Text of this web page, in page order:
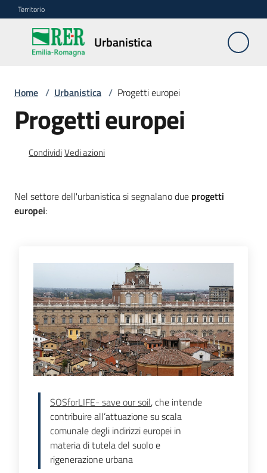
Vai al contenuto
Vai alla navigazione
Vai al footer
Territorio
Urbanistica
Urbanistica
Monitoraggio
LR
24/2017
dati
Burert
Norme
Territorio
Home / Urbanistica / Progetti europei
Progetti europei
CondividiVedi azioni
Nel settore dell'urbanistica si segnalano due progetti
europei:
SOSforLIFE- save our soil, che intende
contribuire all’attuazione su scala
comunale degli indirizzi europei in
materia di tutela del suolo e
rigenerazione urbana